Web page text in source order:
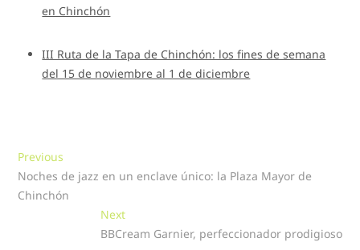
en Chinchón
III Ruta de la Tapa de Chinchón: los fines de semana
del 15 de noviembre al 1 de diciembre
Navegación
de
entradas
Previous
post:
Noches de jazz en un enclave único: la Plaza Mayor de
Chinchón
NextNext
post:
BBCream Garnier, perfeccionador prodigioso